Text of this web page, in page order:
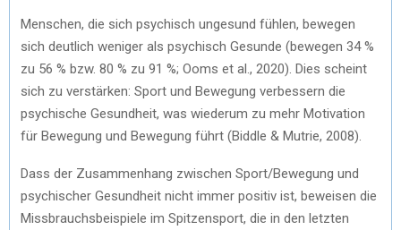
Menschen, die sich psychisch ungesund fühlen, bewegen
sich deutlich weniger als psychisch Gesunde (bewegen 34 %
zu 56 % bzw. 80 % zu 91 %; Ooms et al., 2020). Dies scheint
sich zu verstärken: Sport und Bewegung verbessern die
psychische Gesundheit, was wiederum zu mehr Motivation
für Bewegung und Bewegung führt (Biddle & Mutrie, 2008).
Dass der Zusammenhang zwischen Sport/Bewegung und
psychischer Gesundheit nicht immer positiv ist, beweisen die
Missbrauchsbeispiele im Spitzensport, die in den letzten